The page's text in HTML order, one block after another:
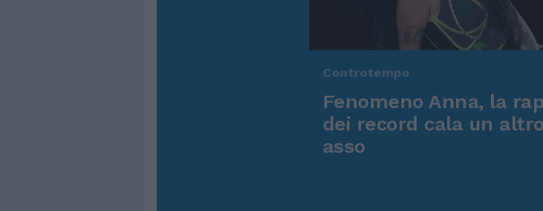
Controtempo
Fenomeno Anna, la
dei record cala un altro
asso